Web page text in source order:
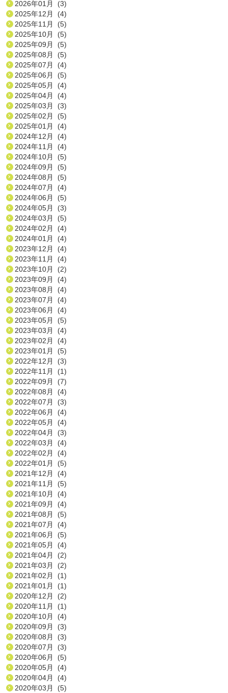
2026年01月 (3)
2025年12月 (4)
2025年11月 (5)
2025年10月 (5)
2025年09月 (5)
2025年08月 (5)
2025年07月 (4)
2025年06月 (5)
2025年05月 (4)
2025年04月 (4)
2025年03月 (3)
2025年02月 (5)
2025年01月 (4)
2024年12月 (4)
2024年11月 (4)
2024年10月 (5)
2024年09月 (5)
2024年08月 (5)
2024年07月 (4)
2024年06月 (5)
2024年05月 (3)
2024年03月 (5)
2024年02月 (4)
2024年01月 (4)
2023年12月 (4)
2023年11月 (4)
2023年10月 (2)
2023年09月 (4)
2023年08月 (4)
2023年07月 (4)
2023年06月 (4)
2023年05月 (5)
2023年03月 (4)
2023年02月 (4)
2023年01月 (5)
2022年12月 (3)
2022年11月 (1)
2022年09月 (7)
2022年08月 (4)
2022年07月 (3)
2022年06月 (4)
2022年05月 (4)
2022年04月 (3)
2022年03月 (4)
2022年02月 (4)
2022年01月 (5)
2021年12月 (4)
2021年11月 (5)
2021年10月 (4)
2021年09月 (4)
2021年08月 (5)
2021年07月 (4)
2021年06月 (5)
2021年05月 (4)
2021年04月 (2)
2021年03月 (2)
2021年02月 (1)
2021年01月 (1)
2020年12月 (2)
2020年11月 (1)
2020年10月 (4)
2020年09月 (3)
2020年08月 (3)
2020年07月 (3)
2020年06月 (5)
2020年05月 (4)
2020年04月 (4)
2020年03月 (5)